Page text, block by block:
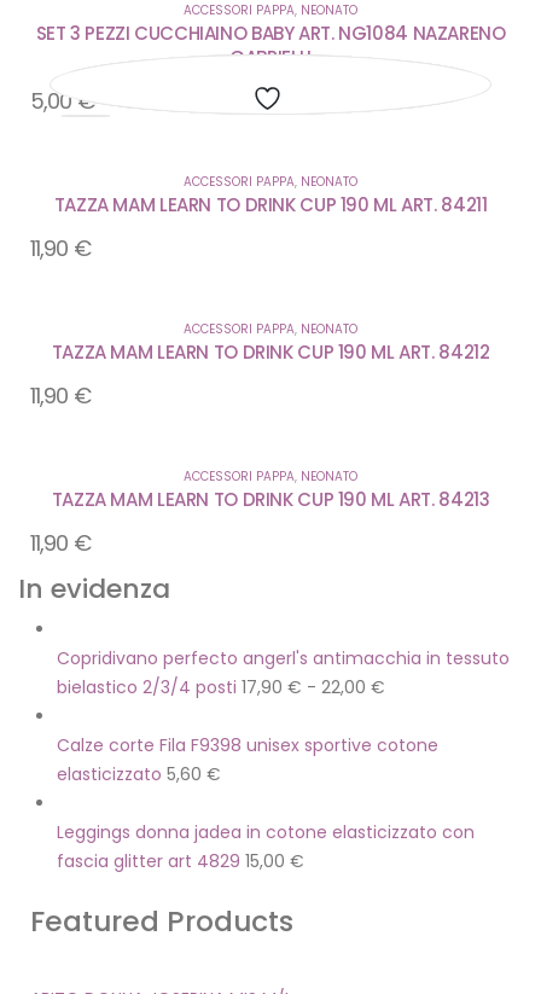
alla
desideri
alla
desideri
alla
desideri
ACCESSORI PAPPA, NEONATO
SET 3 PEZZI CUCCHIAINO BABY ART. NG1084 NAZARENO
GABRIELLI
5,00 €
alla
desideri
ACCESSORI PAPPA, NEONATO
TAZZA MAM LEARN TO DRINK CUP 190 ML ART. 84211
11,90 €
alla
desideri
ACCESSORI PAPPA, NEONATO
TAZZA MAM LEARN TO DRINK CUP 190 ML ART. 84212
11,90 €
alla
desideri
ACCESSORI PAPPA, NEONATO
TAZZA MAM LEARN TO DRINK CUP 190 ML ART. 84213
11,90 €
In evidenza
Copridivano perfecto angerl's antimacchia in tessuto
bielastico 2/3/4 posti 17,90 € - 22,00 €
Calze corte Fila F9398 unisex sportive cotone
elasticizzato 5,60 €
Leggings donna jadea in cotone elasticizzato con
fascia glitter art 4829 15,00 €
Featured Products